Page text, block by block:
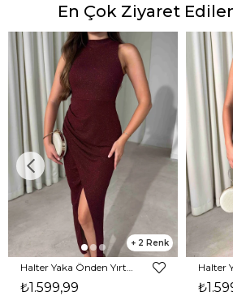
En Çok Ziyaret
2
₺1.599,99